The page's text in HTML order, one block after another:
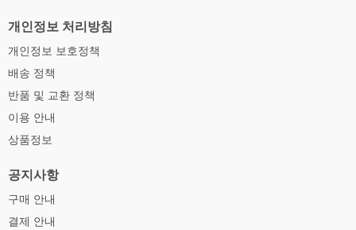
개인정보 처리방침
개인정보 보호정책
배송 정책
반품 및 교환 정책
이용 안내
상품정보
공지사항
구매 안내
결제 안내